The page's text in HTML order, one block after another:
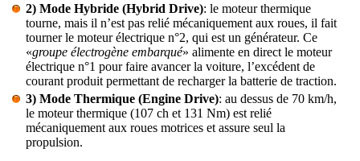
2) Mode Hybride (Hybrid Drive): le moteur thermique
tourne, mais il n’est pas relié mécaniquement aux roues, il fait
tourner le moteur électrique n°2, qui est un générateur. Ce
«groupe électrogène embarqué» alimente en direct le moteur
électrique n°1 pour faire avancer la voiture, l’excédent de
courant produit permettant de recharger la batterie de traction.
3) Mode Thermique (Engine Drive): au dessus de 70 km/h,
le moteur thermique (107 ch et 131 Nm) est relié
mécaniquement aux roues motrices et assure seul la
propulsion.